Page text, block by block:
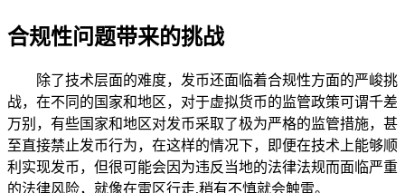
合规性问题带来的挑战
除了技术层面的难度，发币还面临着合规性方面的严峻挑
战，在不同的国家和地区，对于虚拟货币的监管政策可谓千差
万别，有些国家和地区对发币采取了极为严格的监管措施，甚
至直接禁止发币行为，在这样的情况下，即便在技术上能够顺
利实现发币，但很可能会因为违反当地的法律法规而面临严重
的法律风险，就像在雷区行走,稍有不慎就会触雷。